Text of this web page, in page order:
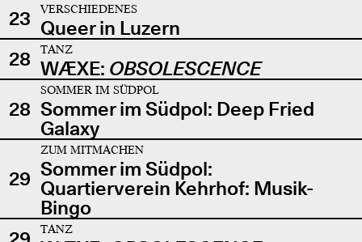
23
VERSCHIEDENES
Queer in Luzern
28
TANZ
WÆXE: OBSOLESCENCE
28
SOMMER IM SÜDPOL
Sommer im Südpol: Deep Fried
Galaxy
29
ZUM MITMACHEN
Sommer im Südpol:
Quartierverein Kehrhof: Musik-
Bingo
TANZ